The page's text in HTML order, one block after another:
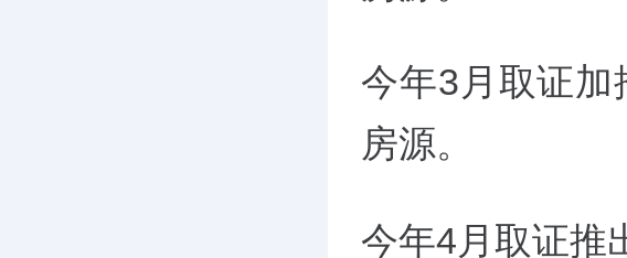
今年3月取证加
房源。
今年4月取证推